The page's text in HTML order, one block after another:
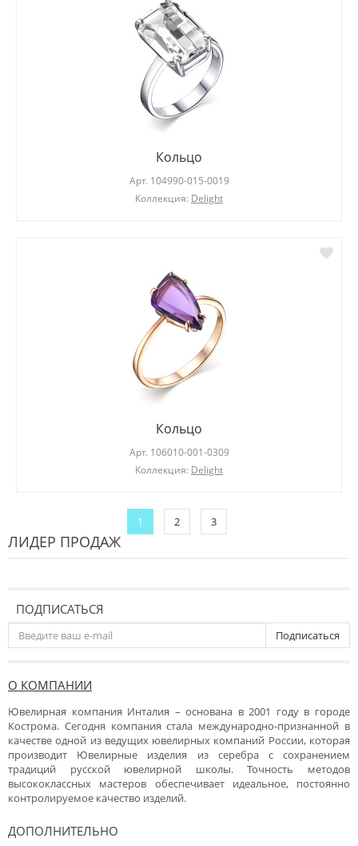
Кольцо
Арт. 104990-015-0019
Коллекция: Delight
Кольцо
Арт. 106010-001-0309
Коллекция: Delight
1 2 3
ЛИДЕР ПРОДАЖ
ПОДПИСАТЬСЯ
Подписаться
О КОМПАНИИ
Ювелирная компания Инталия – основана в 2001 году в городе
Кострома. Сегодня компания стала международно-признанной в
качестве одной из ведущих ювелирных компаний России, которая
производит Ювелирные изделия из серебра с сохранением
традиций русской ювелирной школы. Точность методов
высококлассных мастеров обеспечивает идеальное, постоянно
контролируемое качество изделий.
ДОПОЛНИТЕЛЬНО